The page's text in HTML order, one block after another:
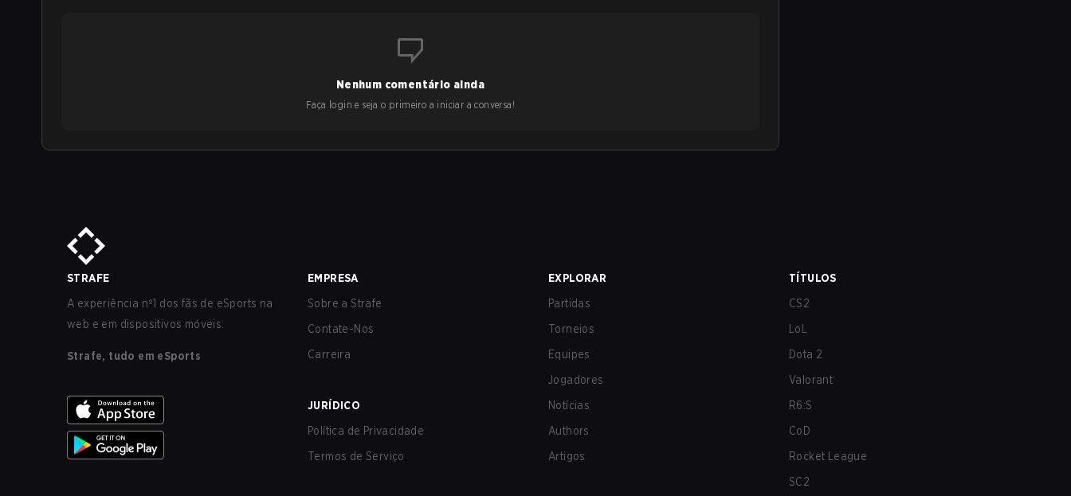
Nenhum comentário ainda
Faça login e seja o primeiro a iniciar a conversa!
STRAFE
A experiência nº1 dos fãs de eSports na
web e em dispositivos móveis.
Strafe, tudo em eSports
EMPRESA
Sobre a Strafe
Contate-Nos
Carreira
JURÍDICO
Política de Privacidade
Termos de Serviço
EXPLORAR
Partidas
Torneios
Equipes
Jogadores
Notícias
Authors
Artigos
TÍTULOS
CS2
LoL
Dota 2
Valorant
R6:S
CoD
Rocket League
SC2